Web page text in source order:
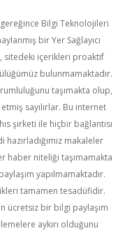
gereğince Bilgi Teknolojileri
bir Yer Sağlayıcı
sitedeki içerikleri proaktif
bulunmamaktadır.
taşımakta olup,
sayılırlar. Bu internet
şirketi ile hiçbir bağlantısı
makaleler
haber niteliği taşımamakta
yapılmamaktadır.
tamamen tesadüfidir.
ücretsiz bir bilgi paylaşım
aykırı olduğunu